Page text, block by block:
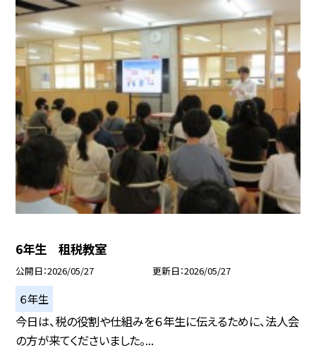
6年生 租税教室
公開日 2026/05/27 更新日 2026/05/27
６年生
今日は、税の役割や仕組みを６年生に伝えるために、法人会
の方が来てくださいました。...